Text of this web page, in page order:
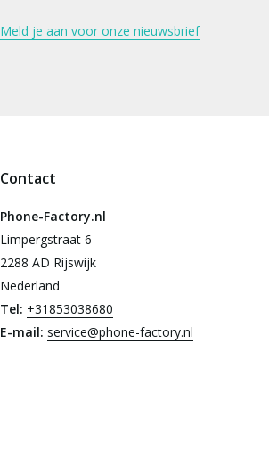
Meld je aan voor onze nieuwsbrief
Contact
Phone-Factory.nl
Limpergstraat 6
2288 AD Rijswijk
Nederland
Tel: +31853038680
E-mail: service@phone-factory.nl